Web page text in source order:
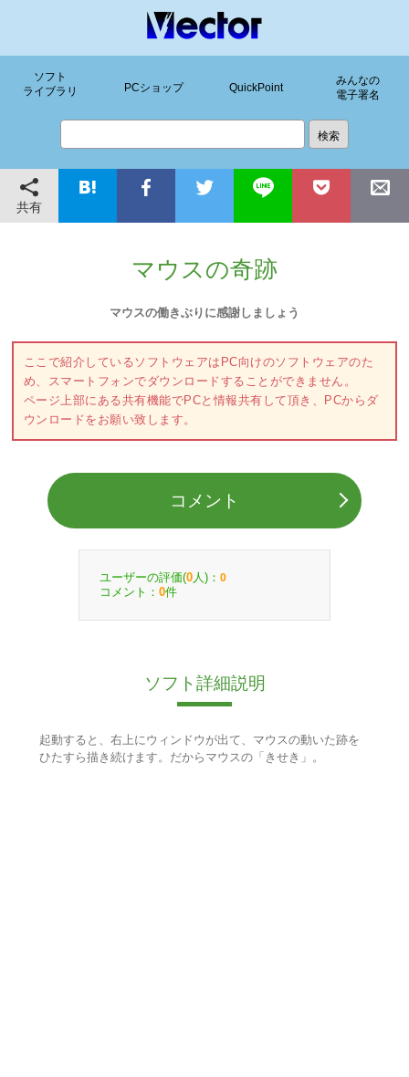
ソフト
ライブラリ
PCショップ QuickPoint
みんなの
電子署名
共有
マウスの奇跡
マウスの働きぶりに感謝しましょう
ここで紹介しているソフトウェアはPC向けのソフトウェアのた
め、スマートフォンでダウンロードすることができません。
ページ上部にある共有機能でPCと情報共有して頂き、PCからダ
ウンロードをお願い致します。
コメント
ユーザーの評価(0 人)： 0
コメント： 0件
ソフト詳細説明
起動すると、右上にウィンドウが出て、マウスの動いた跡を
ひたすら描き続けます。だからマウスの「きせき」。